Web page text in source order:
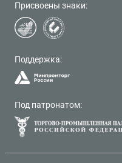
Присвоены знаки:
Поддержка:
Под патронатом: